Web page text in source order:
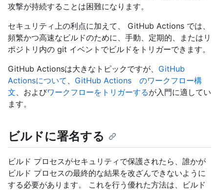
攻撃が持続することは困難になります。
セキュリティ上の利点に加えて、 GitHub Actions では、
頻繁かつ高速なビルドのために、手動、定期的、またはリ
ポジトリ内の git イベントでビルドをトリガーできます。
GitHub Actionsは大きなトピックですが、 GitHub
Actionsについて
GitHub Actions のワークフロー構
文 、およびワークフローをトリガーするが入門に適してい
ます。
ビルドに署名する
ビルド プロセスがセキュリティで保護されたら、誰かが
ビルド プロセスの最終的な結果を改ざんできないように
する必要があります。 これを行う優れた方法は、ビルド